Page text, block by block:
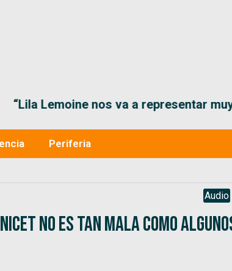
“Lila Lemoine nos va a representar
Periferia
Audio
no es tan mala como